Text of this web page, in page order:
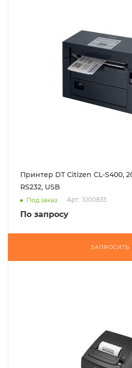
Принтер DT Citizen CL-S400,
RS232, USB
Под заказ Арт.: 1000835
По запросу
ЗАПРОСИТЬ